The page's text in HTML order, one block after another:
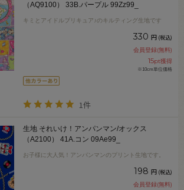
（AQ9100） 33B.パープル 99Zz99_
キミとアイドルプリキュア♪のキルティング生地です
330 円 (税込)
会員登録(無料)
15pt獲得
※10cm単位価格
1件
生地 それいけ！アンパンマン/オックス
（A2100） 41A.コン 09Ae99_
お子様に大人気！アンパンマンのプリント生地です。
198 円 (税込)
会員登録(無料)